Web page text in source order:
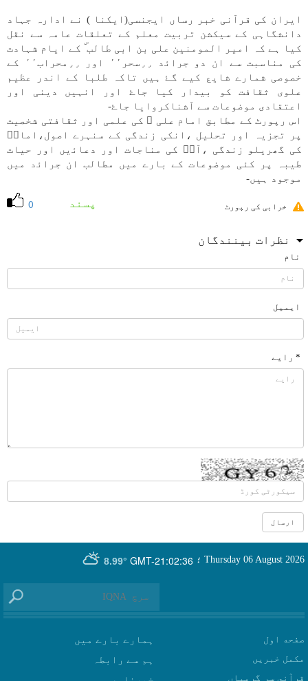
ايران كی قرآنی خبر رساں ايجنسی(ايكنا ) نے ادارہ جہاد
دانشگاہی كے سيكشن تربيت معلم كے تعلقات عامہ سے نقل
كيا ہے كہ امير المومنين علی بن ابی طالب ۜ كے ايام شہادت
كی مناسبت سے ان دو جراﺋد ٫٫سحر٬٬ اور ٫٫محراب٬٬ كے
خصوصی شمارے شايع كیے گۓ ہیں تاكہ طلبا كے اندر عظيم
علوی ثقافت كو بيدار كيا جاۓ اور انہیں دينی اور
اعتقادی موضوعات سے آشناكروايا جاۓ-
اس رپورٹ كے مطابق امام علی ۜ كی علمی اور ثقافتی شخصيت
پر تجزیہ اور تحليل ،انكی زندگی كے سنہرے اصول،امامۜ
كی گھريلو زندگی ،آپۜ كی مناجات اور دعاﺋیں اور حيات
طيبہ پر كئی موضوعات كے بارے میں مطالب ان جراﺋد میں
موجود ہیں-
0 پسند خرابی کی رپورٹ
نظرات بینندگان
نام
ایمیل
* رایے
GMT-21:02:36
8.99° Thursday 06 August 2026 ؛
صفحه اول
مکمل خبریں
قرآني سر گرمياں
ہمارے بارے میں
ہم سے رابطہ